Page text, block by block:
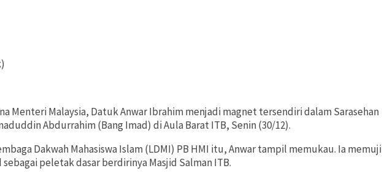
Menteri Malaysia, Datuk Anwar Ibrahim menjadi magnet tersendiri dalam Sarasehan
Abdurrahim (Bang Imad) di Aula Barat ITB, Senin (30/12).
Dakwah Mahasiswa Islam (LDMI) PB HMI itu, Anwar tampil memukau. Ia memuji
peletak dasar berdirinya Masjid Salman ITB.